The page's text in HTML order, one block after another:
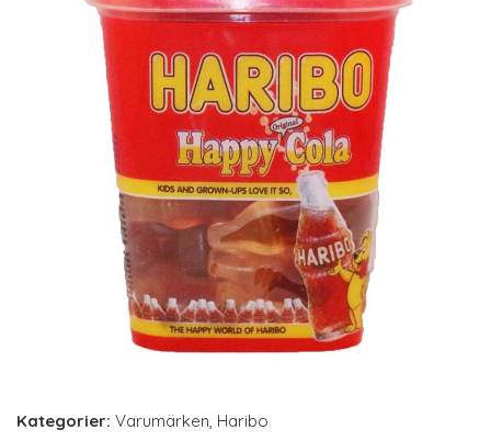
Kategorier: Varumärken, Haribo